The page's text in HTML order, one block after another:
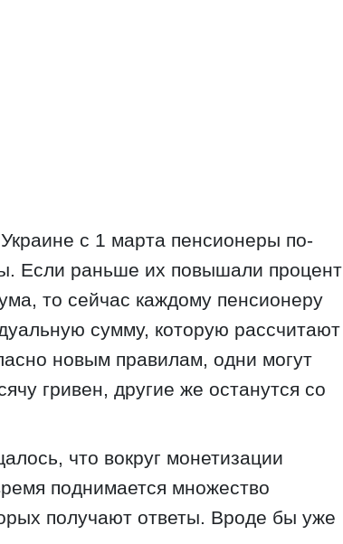
с 1 марта пенсионеры по-
Если раньше их повышали процент
то сейчас каждому пенсионеру
сумму, которую рассчитают
новым правилам, одни могут
гривен, другие же останутся со
что вокруг монетизации
поднимается множество
получают ответы. Вроде бы уже